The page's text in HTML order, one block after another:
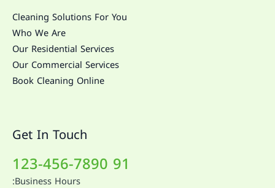
Cleaning Solutions For You
Who We Are
Our Residential Services
Our Commercial Services
Book Cleaning Online
Get In Touch
91 123-456-7890
Business Hours: